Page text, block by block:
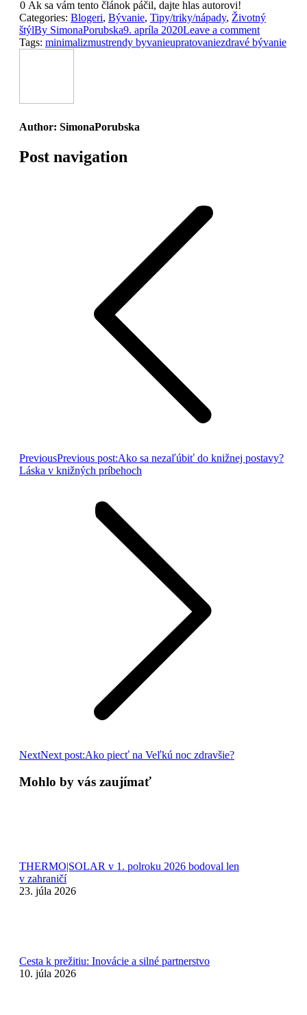
0 Ak sa vám tento článok páčil, dajte hlas autorovi!
Categories: Blogeri, Bývanie, Tipy/triky/nápady, Životný
štýlBy SimonaPorubska9. apríla 2020Leave a comment
Tags: minimalizmustrendy byvanieupratovaniezdravé bývanie
Author: SimonaPorubska
Post navigation
PreviousPrevious post:Ako sa nezaľúbiť do knižnej postavy?
Láska v knižných príbehoch
NextNext post:Ako piecť na Veľkú noc zdravšie?
Mohlo by vás zaujímať
THERMO|SOLAR v 1. polroku 2026 bodoval len
v zahraničí
23. júla 2026
Cesta k prežitiu: Inovácie a silné partnerstvo
10. júla 2026